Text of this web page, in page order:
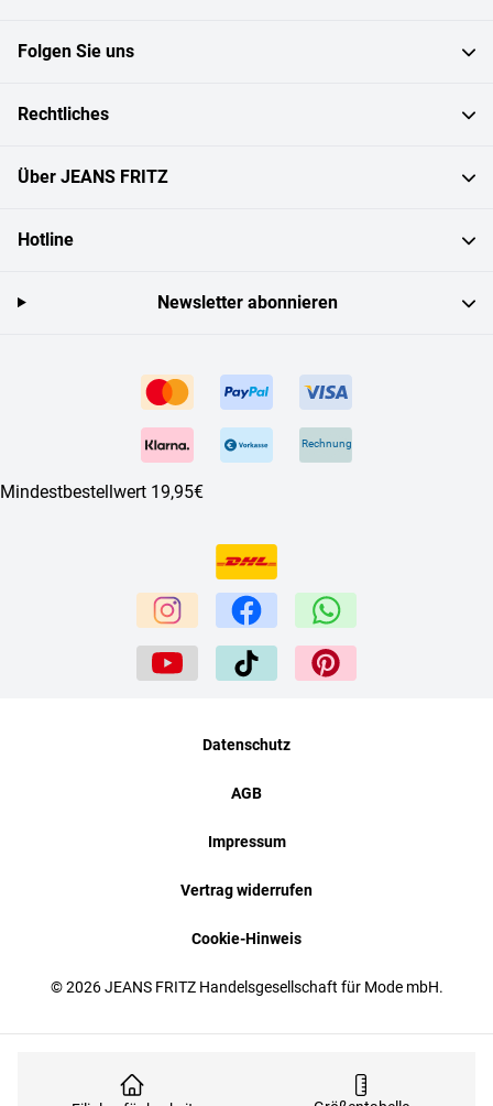
Folgen Sie uns
Rechtliches
Über JEANS FRITZ
Hotline
Rechnung
Mindestbestellwert 19,95€
Newsletter abonnieren
© 2026 JEANS FRITZ Handelsgesellschaft für Mode mbH.
Datenschutz
AGB
Impressum
Vertrag widerrufen
Cookie-Hinweis